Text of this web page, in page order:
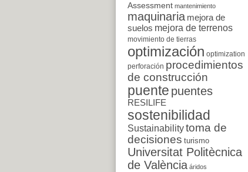
Assessment mantenimiento
maquinaria mejora de
suelos mejora de terrenos
movimiento de tierras
optimización optimization
perforación procedimientos
de construcción
puente puentes
RESILIFE
sostenibilidad
Sustainabilitytoma de
decisiones turismo
Universitat Politècnica
de València áridos